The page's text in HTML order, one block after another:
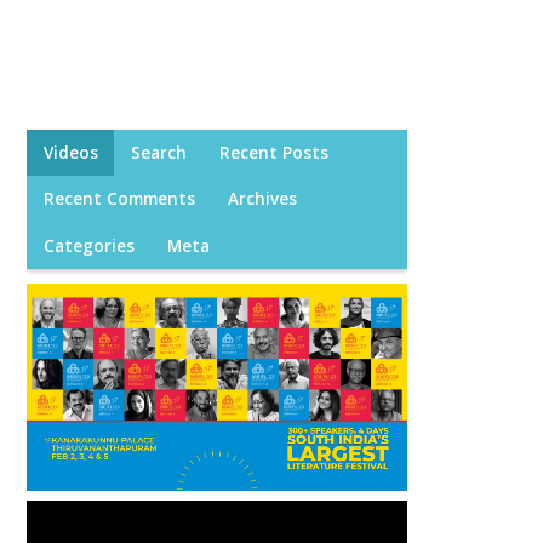
Videos Search Recent Posts
Recent Comments Archives
Categories Meta